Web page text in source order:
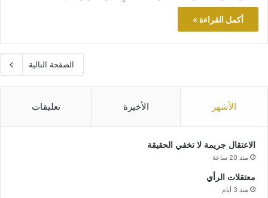
أكمل القراءة »
الصفحة التالية
الأشهر الأخيرة تعليقات
الاعتقال جريمة لا تخفي الحقيقة
منذ 20 ساعة
معتقلات الرأي
منذ 3 أيام